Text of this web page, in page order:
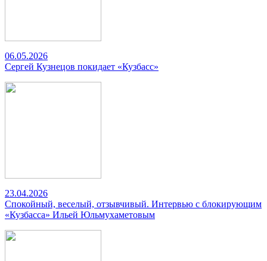
06.05.2026
Сергей Кузнецов покидает «Кузбасс»
23.04.2026
Спокойный, веселый, отзывчивый. Интервью с блокирующим
«Кузбасса» Ильей Юльмухаметовым